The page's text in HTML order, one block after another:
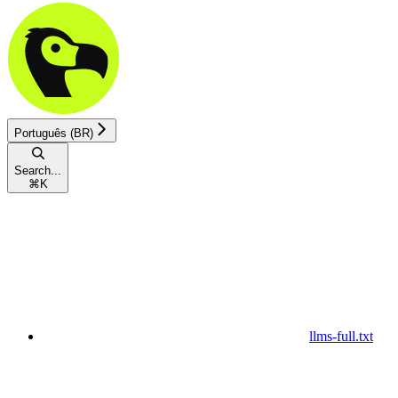
Português (BR)
Search...
⌘ K
llms-full.txt